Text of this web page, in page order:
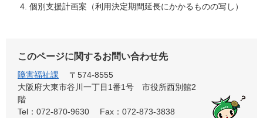
個別支援計画案（利用決定期間延長にかかるものの写し）
このページに関するお問い合わせ先
障害福祉課
〒574-8555
大阪府大東市谷川一丁目1番1号 市役所西別館2
階
Tel：072-870-9630
Fax：072-873-3838